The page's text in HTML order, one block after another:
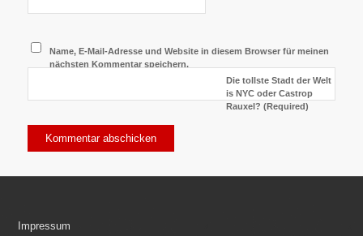
Name, E-Mail-Adresse und Website in diesem Browser für meinen
nächsten Kommentar speichern.
Die tollste Stadt der Welt
is NYC oder Castrop
Rauxel? (Required)
Impressum